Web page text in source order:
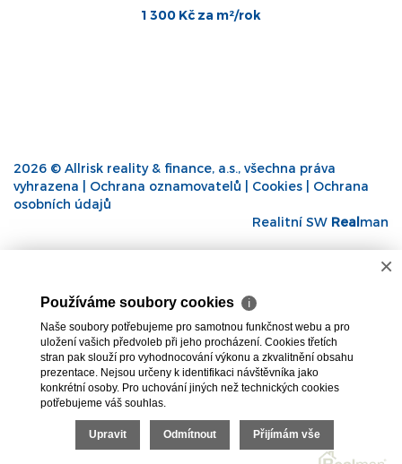
1 300 Kč za m²/rok
2026 © Allrisk reality & finance, a.s., všechna práva
vyhrazena | Ochrana oznamovatelů Cookies
Ochrana
osobních údajů
Realitní SW Realman
×
Používáme soubory cookies ℹ
Naše soubory potřebujeme pro samotnou funkčnost webu a pro
uložení vašich předvoleb při jeho procházení. Cookies třetích
stran pak slouží pro vyhodnocování výkonu a zkvalitnění obsahu
prezentace. Nejsou určeny k identifikaci návštěvníka jako
konkrétní osoby. Pro uchování jiných než technických cookies
potřebujeme váš souhlas.
Upravit Odmítnout Přijímám vše